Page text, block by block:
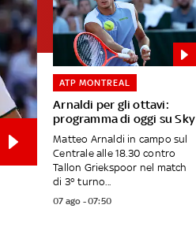
Arnaldi per gli ottavi:
programma di oggi su Sky
ATP MONTREAL
Matteo Arnaldi in campo sul
Centrale alle 18.30 contro
Tallon Griekspoor nel match
di 3° turno...
07 ago - 07:50